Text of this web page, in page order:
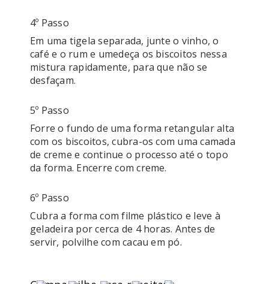
4º Passo
Em uma tigela separada, junte o vinho, o
café e o rum e umedeça os biscoitos nessa
mistura rapidamente, para que não se
desfaçam.
5º Passo
Forre o fundo de uma forma retangular alta
com os biscoitos, cubra-os com uma camada
de creme e continue o processo até o topo
da forma. Encerre com creme.
6º Passo
Cubra a forma com filme plástico e leve à
geladeira por cerca de 4 horas. Antes de
servir, polvilhe com cacau em pó.